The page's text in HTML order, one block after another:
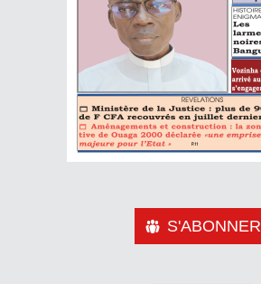
S'ABONNER